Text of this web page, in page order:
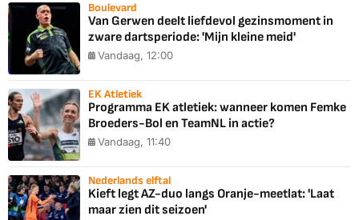
Boulevard
Van Gerwen deelt liefdevol gezinsmoment in
zware dartsperiode: 'Mijn kleine meid'
Vandaag, 12:00
EK Atletiek
Programma EK atletiek: wanneer komen Femke
Broeders-Bol en TeamNL in actie?
Vandaag, 11:40
Nederlands elftal
Kieft legt AZ-duo langs Oranje-meetlat: 'Laat
maar zien dit seizoen'